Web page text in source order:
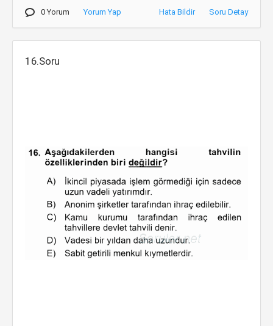
0 Yorum Yorum Yap Hata Bildir Soru Detay
16.Soru